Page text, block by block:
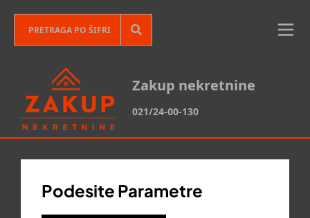
Zakup nekretnine
021/24-00-130
Podesite Parametre